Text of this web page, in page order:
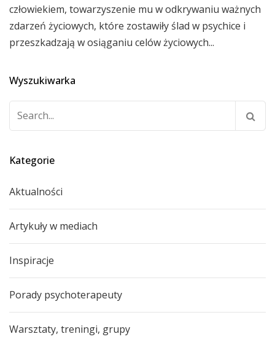
człowiekiem, towarzyszenie mu w odkrywaniu ważnych
zdarzeń życiowych, które zostawiły ślad w psychice i
przeszkadzają w osiąganiu celów życiowych...
Wyszukiwarka
Kategorie
Aktualności
Artykuły w mediach
Inspiracje
Porady psychoterapeuty
Warsztaty, treningi, grupy